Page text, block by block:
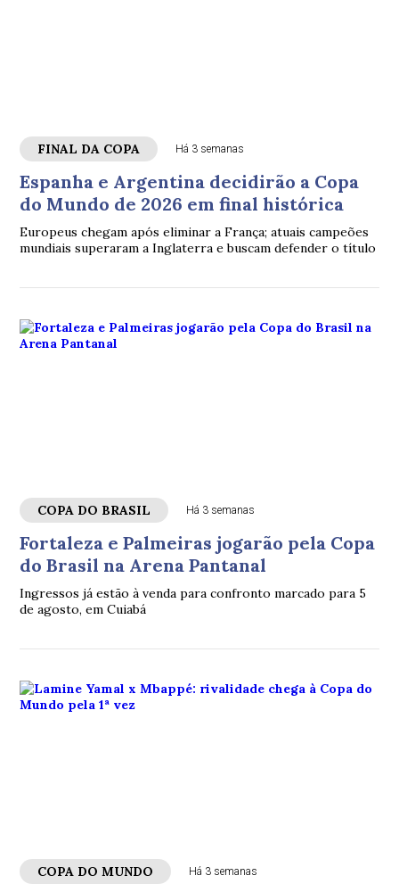
FINAL DA COPA Há 3 semanas
Espanha e Argentina decidirão a Copa
do Mundo de 2026 em final histórica
Europeus chegam após eliminar a França; atuais campeões
mundiais superaram a Inglaterra e buscam defender o título
COPA DO BRASIL Há 3 semanas
Fortaleza e Palmeiras jogarão pela Copa
do Brasil na Arena Pantanal
Ingressos já estão à venda para confronto marcado para 5
de agosto, em Cuiabá
COPA DO MUNDO Há 3 semanas